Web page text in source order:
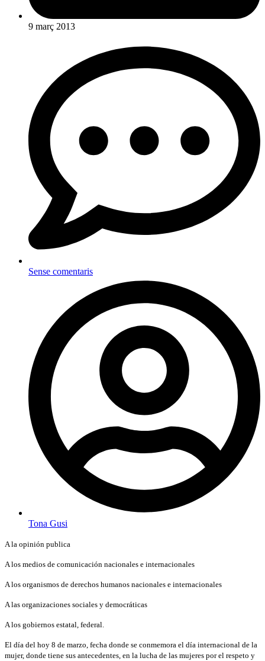
9 març 2013
Sense comentaris
Tona Gusi
A la opinión publica
A los medios de comunicación nacionales e internacionales
A los organismos de derechos humanos nacionales e internacionales
A las organizaciones sociales y democráticas
A los gobiernos estatal, federal.
El día del hoy 8 de marzo, fecha donde se conmemora el día internacional de la
mujer, donde tiene sus antecedentes, en la lucha de las mujeres por el respeto y